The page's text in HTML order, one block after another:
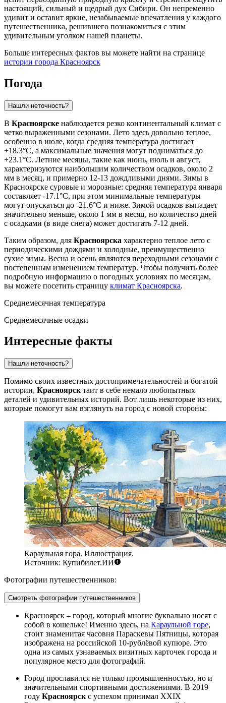
настоящий, сильный и щедрый дух Сибири. Он непременно
удивит и оставит яркие, незабываемые впечатления у каждого
путешественника, решившего познакомиться с этим
удивительным уголком нашей планеты.
Больше интересных фактов вы можете найти на странице
истории города Красноярск
Погода
Нашли неточность?
В Красноярске наблюдается резко континентальный климат с
четко выраженными сезонами. Лето здесь довольно теплое,
особенно в июле, когда средняя температура достигает
+18.3°C, а максимальные значения могут подниматься до
+23.1°C. Летние месяцы, такие как июнь, июль и август,
характеризуются наибольшим количеством осадков, около 2
мм в месяц, и примерно 12-13 дождливыми днями. Зимы в
Красноярске суровые и морозные: средняя температура января
составляет -17.1°C, при этом минимальные температуры
могут опускаться до -21.6°C и ниже. Зимой осадков выпадает
значительно меньше, около 1 мм в месяц, но количество дней
с осадками (в виде снега) может достигать 7-12 дней.
Таким образом, для Красноярска характерно теплое лето с
периодическими дождями и холодные, преимущественно
сухие зимы. Весна и осень являются переходными сезонами с
постепенным изменением температур. Чтобы получить более
подробную информацию о погодных условиях по месяцам,
вы можете посетить страницу климат Красноярска.
Среднемесячная температура
Среднемесячные осадки
Интересные факты
Нашли неточность?
Помимо своих известных достопримечательностей и богатой
истории, Красноярск таит в себе немало любопытных
деталей и удивительных историй. Вот лишь некоторые из них,
которые помогут вам взглянуть на город с новой стороны:
Караульная гора. Иллюстрация.
Источник: Купибилет.ИИ
Фотографии путешественников:
Смотреть фотографии путешественников
Красноярск – город, который многие буквально носят с
собой в кошельке! Именно здесь, на Караульной горе,
стоит знаменитая часовня Параскевы Пятницы, которая
изображена на российской 10-рублёвой купюре. Это
одна из самых узнаваемых визитных карточек города и
популярное место для фотографий.
Город прославился не только промышленностью, но и
значительными спортивными достижениями. В 2019
году Красноярск с успехом принимал XXIX